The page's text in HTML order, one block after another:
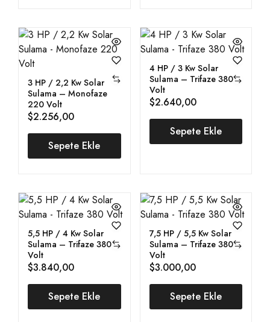
3 HP / 2,2 Kw Solar
Sulama – Monofaze
220 Volt
$2.256,00
Sepete Ekle
4 HP / 3 Kw Solar
Sulama – Trifaze 380
Volt
$2.640,00
Sepete Ekle
5,5 HP / 4 Kw Solar
Sulama – Trifaze 380
Volt
$3.840,00
Sepete Ekle
7,5 HP / 5,5 Kw Solar
Sulama – Trifaze 380
Volt
$3.000,00
Sepete Ekle